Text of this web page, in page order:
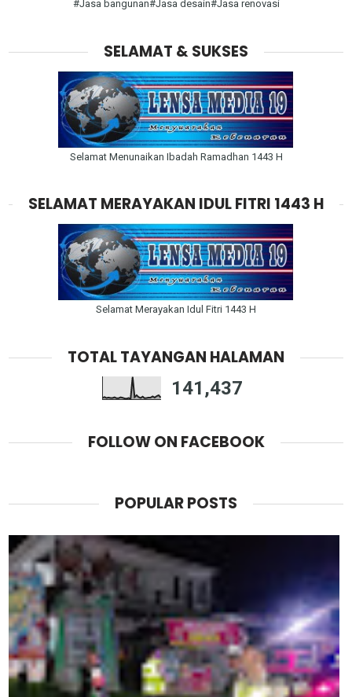
#Jasa bangunan#Jasa desain#Jasa renovasi
SELAMAT & SUKSES
Selamat Menunaikan Ibadah Ramadhan 1443 H
SELAMAT MERAYAKAN IDUL FITRI 1443 H
Selamat Merayakan Idul Fitri 1443 H
TOTAL TAYANGAN HALAMAN
141,437
FOLLOW ON FACEBOOK
POPULAR POSTS